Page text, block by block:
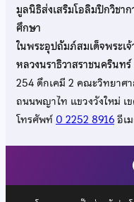
มูลนิธิส่งเสริมโอลิมปิกวิชา
ศึกษา
ในพระอุปถัมภ์สมเด็จพระเ
หลวงนราธิวาสราชนครินทร์
254 ตึกเคมี 2 คณะวิทยาศ
ถนนพญาไท แขวงวังใหม่ เ
โทรศัพท์0 2252 8916อีเ